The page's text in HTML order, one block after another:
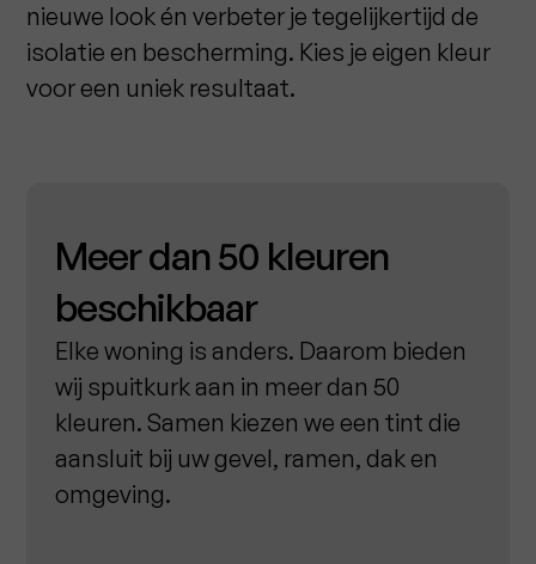
nieuwe look én verbeter je tegelijkertijd de
isolatie en bescherming. Kies je eigen kleur
voor een uniek resultaat.
Meer dan 50 kleuren
beschikbaar
Elke woning is anders. Daarom bieden
wij spuitkurk aan in meer dan 50
kleuren. Samen kiezen we een tint die
aansluit bij uw gevel, ramen, dak en
omgeving.